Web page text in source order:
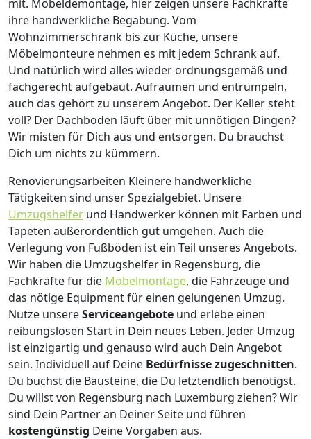
mit. Möbeldemontage, hier zeigen unsere Fachkräfte
ihre handwerkliche Begabung. Vom
Wohnzimmerschrank bis zur Küche, unsere
Möbelmonteure nehmen es mit jedem Schrank auf.
Und natürlich wird alles wieder ordnungsgemäß und
fachgerecht aufgebaut. Aufräumen und entrümpeln,
auch das gehört zu unserem Angebot. Der Keller steht
voll? Der Dachboden läuft über mit unnötigen Dingen?
Wir misten für Dich aus und entsorgen. Du brauchst
Dich um nichts zu kümmern.
Renovierungsarbeiten Kleinere handwerkliche
Tätigkeiten sind unser Spezialgebiet. Unsere
Umzugshelfer und Handwerker können mit Farben und
Tapeten außerordentlich gut umgehen. Auch die
Verlegung von Fußböden ist ein Teil unseres Angebots.
Wir haben die Umzugshelfer in Regensburg, die
Fachkräfte für die Möbelmontage, die Fahrzeuge und
das nötige Equipment für einen gelungenen Umzug.
Nutze unsereServiceangebote und erlebe einen
reibungslosen Start in Dein neues Leben. Jeder Umzug
ist einzigartig und genauso wird auch Dein Angebot
sein. Individuell auf Deine Bedürfnisse zugeschnitten.
Du buchst die Bausteine, die Du letztendlich benötigst.
Du willst von Regensburg nach Luxemburg ziehen? Wir
sind Dein Partner an Deiner Seite und führen
kostengünstig Deine Vorgaben aus.